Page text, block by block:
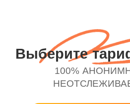
Выберите
100%